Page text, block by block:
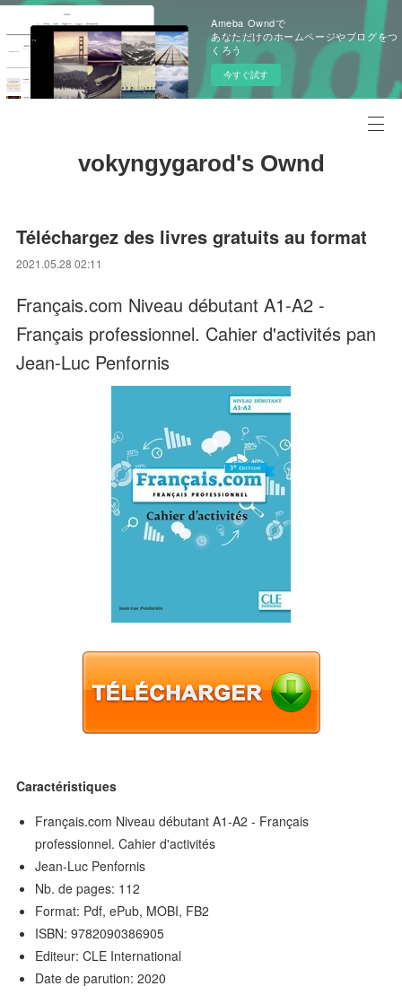
Ameba Owndで
あなただけのホームページやブログをつ
くろう
今すぐ試す
vokyngygarod's Ownd
Téléchargez des livres gratuits au format
2021.05.28 02:11
Français.com Niveau débutant A1-A2 -
Français professionnel. Cahier d'activités pan
Jean-Luc Penfornis
Caractéristiques
Français.com Niveau débutant A1-A2 - Français
professionnel. Cahier d'activités
Jean-Luc Penfornis
Nb. de pages: 112
Format: Pdf, ePub, MOBI, FB2
ISBN: 9782090386905
Editeur: CLE International
Date de parution: 2020